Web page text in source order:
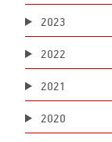
2023
2022
2021
2020